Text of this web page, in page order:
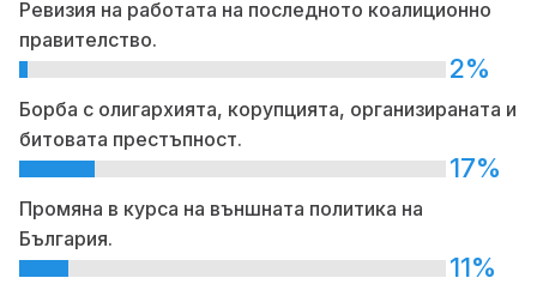
Ревизия на работата на последното коалиционно
правителство.
2%
Борба с олигархията, корупцията, организираната и
битовата престъпност.
17%
Промяна в курса на външната политика на
България.
11%